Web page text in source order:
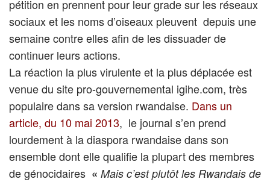
pétition en prennent pour leur grade sur les réseaux
sociaux et les noms d’oiseaux pleuvent depuis une
semaine contre elles afin de les dissuader de
continuer leurs actions.
La réaction la plus virulente et la plus déplacée est
venue du site pro-gouvernemental igihe.com, très
populaire dans sa version rwandaise. Dans un
article, du 10 mai 2013, le journal s’en prend
lourdement à la diaspora rwandaise dans son
ensemble dont elle qualifie la plupart des membres
de génocidaires « Mais c’est plutôt les Rwandais de